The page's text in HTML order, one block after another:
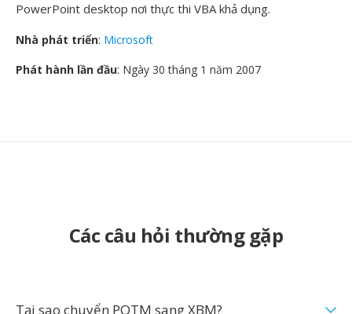
PowerPoint desktop nơi thực thi VBA khả dụng.
Nhà phát triển: Microsoft
Phát hành lần đầu: Ngày 30 tháng 1 năm 2007
Các câu hỏi thường gặp
Tại sao chuyển POTM sang XBM?